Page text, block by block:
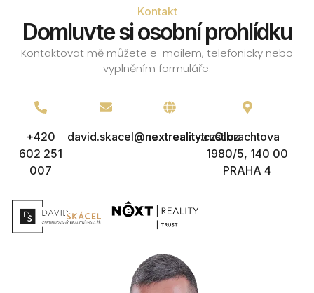
Kontakt
Domluvte si osobní prohlídku
Kontaktovat mě můžete e-mailem, telefonicky nebo
vyplněním formuláře.
+420
602 251
007
david.skacel@nextreality.cz
nextrealitytrust.czOlbrachtova
1980/5, 140 00
PRAHA 4